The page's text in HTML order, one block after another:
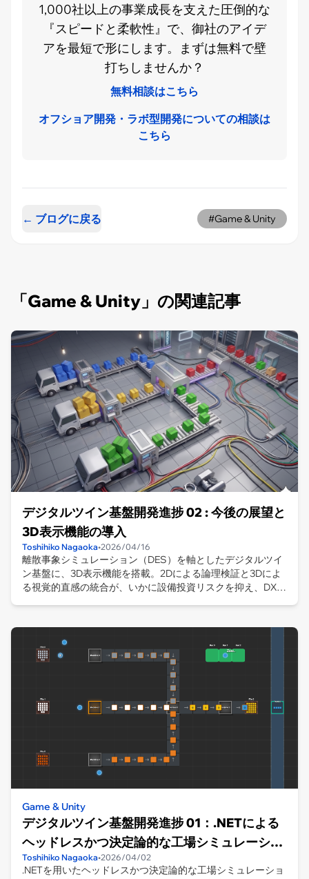
1,000社以上の事業成長を支えた圧倒的な
『スピードと柔軟性』で、御社のアイデ
アを最短で形にします。まずは無料で壁
打ちしませんか？
無料相談はこちら
オフショア開発・ラボ型開発についての相談は
こちら
← ブログに戻る #Game & Unity
「Game & Unity」の関連記事
デジタルツイン基盤開発進捗 02 : 今後の展望と
3D表示機能の導入
Toshihiko Nagaoka•2026/04/16
離散事象シミュレーション（DES）を軸としたデジタルツイ
ン基盤に、3D表示機能を搭載。2Dによる論理検証と3Dによ
る視覚的直感の統合が、いかに設備投資リスクを抑え、DXに
Game & Unity
デジタルツイン基盤開発進捗 01：.NETによる
ヘッドレスかつ決定論的な工場シミュレーショ
ンの構築
Toshihiko Nagaoka•2026/04/02
.NETを用いたヘッドレスかつ決定論的な工場シミュレーショ